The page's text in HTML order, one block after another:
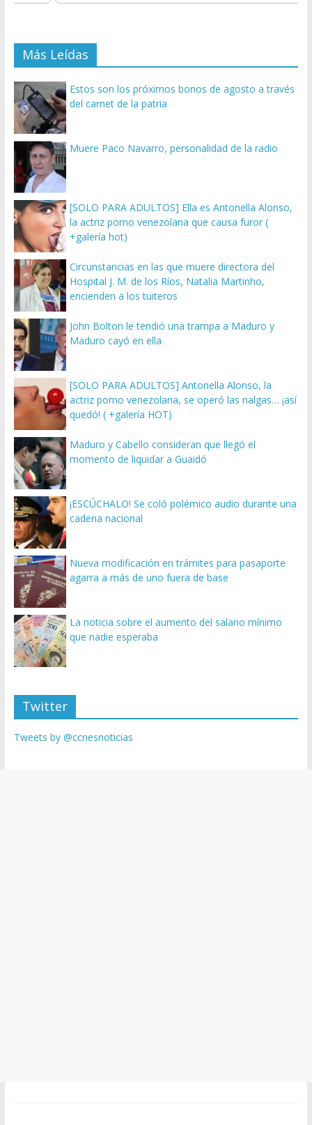
Más Leídas
Estos son los próximos bonos de agosto a través
del carnet de la patria
Muere Paco Navarro, personalidad de la radio
[SOLO PARA ADULTOS] Ella es Antonella Alonso,
la actriz porno venezolana que causa furor (
+galería hot)
Circunstancias en las que muere directora del
Hospital J. M. de los Ríos, Natalia Martinho,
encienden a los tuiteros
John Bolton le tendió una trampa a Maduro y
Maduro cayó en ella
[SOLO PARA ADULTOS] Antonella Alonso, la
actriz porno venezolana, se operó las nalgas… ¡así
quedó! ( +galería HOT)
Maduro y Cabello consideran que llegó el
momento de liquidar a Guaidó
¡ESCÚCHALO! Se coló polémico audio durante una
cadena nacional
Nueva modificación en trámites para pasaporte
agarra a más de uno fuera de base
La noticia sobre el aumento del salario mínimo
que nadie esperaba
Twitter
Tweets by @ccnesnoticias